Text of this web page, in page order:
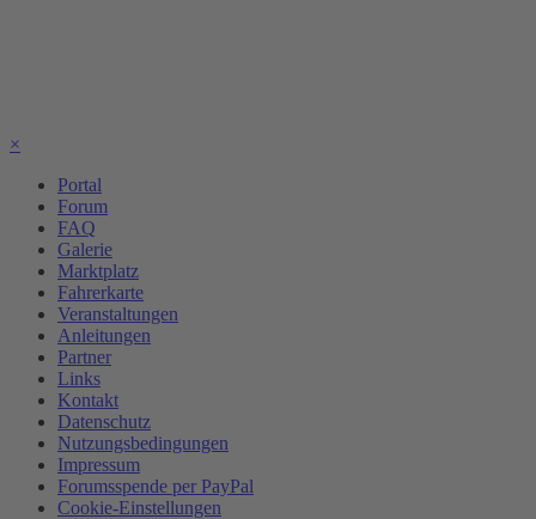
×
Portal
Forum
FAQ
Galerie
Marktplatz
Fahrerkarte
Veranstaltungen
Anleitungen
Partner
Links
Kontakt
Datenschutz
Nutzungsbedingungen
Impressum
Forumsspende per PayPal
Cookie-Einstellungen